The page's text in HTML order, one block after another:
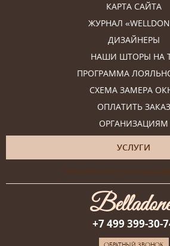
КАРТА САЙТА
ЖУРНАЛ
ДИЗАЙНЕРЫ
НАШИ ШТОРЫ НА
ПРОГРАММА
СХЕМА ЗАМЕРА
ОПЛАТИТЬ ЗАКАЗ
ОРГАНИЗАЦИЯМ
УСЛУГИ
Онлайн-консультация
+7 499 399-30-